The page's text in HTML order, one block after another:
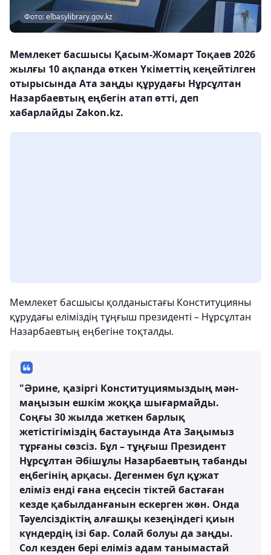
Фото: elbasylibrary.gov.kz
Мемлекет басшысы Қасым-Жомарт Тоқаев 2026
жылғы 10 ақпанда өткен Үкіметтің кеңейтілген
отырысында Ата заңды құрудағы Нұрсұлтан
Назарбаевтың еңбегін атап өтті, деп
хабарлайды Zakon.kz.
Мемлекет басшысы қолданыстағы Конституцияны
құрудағы еліміздің тұңғыш президенті – Нұрсұлтан
Назарбаевтың еңбегіне тоқталды.
"Әрине, қазіргі Конституциямыздың мән-
маңызын ешкім жоққа шығармайды.
Соңғы 30 жылда жеткен барлық
жетістігіміздің бастауында Ата Заңымыз
тұрғаны сөзсіз. Бұл – тұңғыш Президент
Нұрсұлтан Әбішұлы Назарбаевтың табанды
еңбегінің арқасы. Дегенмен бұл құжат
еліміз енді ғана еңсесін тіктей бастаған
кезде қабылданғанын ескерген жөн. Онда
Тәуелсіздіктің алғашқы кезеңіндегі қиын
күндердің ізі бар. Солай болуы да заңды.
Сол кезден бері еліміз адам танымастай